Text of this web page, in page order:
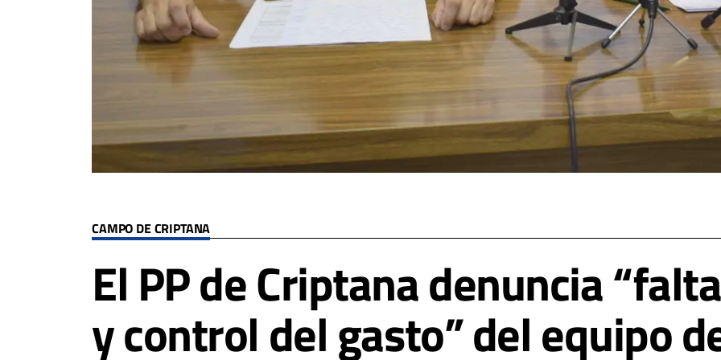
CAMPO DE CRIPTANA
El PP de Criptana denuncia
y control del gasto” del equipo